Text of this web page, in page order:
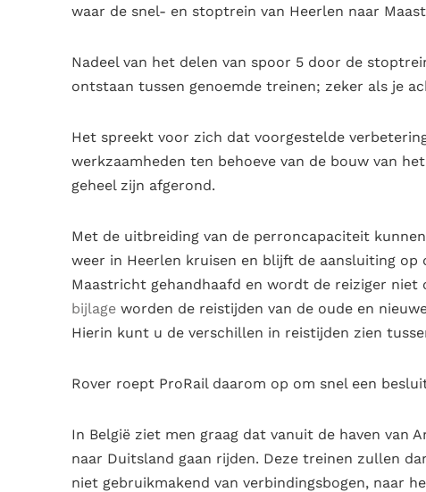
waar de snel- en stoptrein van Heerlen naar
Nadeel van het delen van spoor 5 door de
ontstaan tussen genoemde treinen; zeker als je
Het spreekt voor zich dat voorgestelde
werkzaamheden ten behoeve van de bouw van
geheel zijn afgerond.
Met de uitbreiding van de perroncapaciteit
weer in Heerlen kruisen en blijft de aansluiting
Maastricht gehandhaafd en wordt de reiziger niet
bijlage worden de reistijden van de oude en
Hierin kunt u de verschillen in reistijden zien
Rover roept ProRail daarom op om snel een
In België ziet men graag dat vanuit de haven van
naar Duitsland gaan rijden. Deze treinen zullen
niet gebruikmakend van verbindingsbogen, naar